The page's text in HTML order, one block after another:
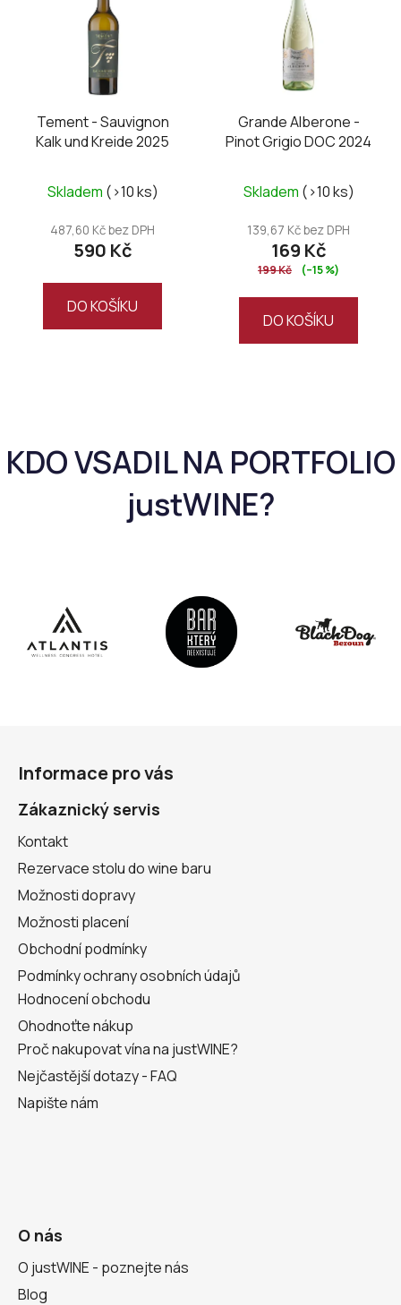
Tement - Sauvignon
Kalk und Kreide 2025
Skladem (>10 ks)
487,60 Kč bez DPH
590 Kč
DO KOŠÍKU
Grande Alberone -
Pinot Grigio DOC 2024
Skladem (>10 ks)
139,67 Kč bez DPH
169 Kč
199 Kč (–15 %)
DO KOŠÍKU
Informace pro vás
Zákaznický servis
Kontakt
Rezervace stolu do wine baru
Možnosti dopravy
Možnosti placení
Obchodní podmínky
Podmínky ochrany osobních údajů
Hodnocení obchodu
Ohodnoťte nákup
Proč nakupovat vína na justWINE?
Nejčastější dotazy - FAQ
Napište nám
O nás
O justWINE - poznejte nás
Blog